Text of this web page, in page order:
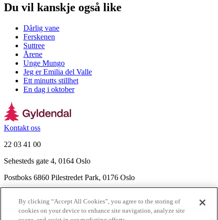
Du vil kanskje også like
Dårlig vane
Ferskenen
Suttree
Årene
Unge Mungo
Jeg er Emilia del Valle
Ett minutts stillhet
En dag i oktober
Kontakt oss
22 03 41 00
Sehesteds gate 4, 0164 Oslo
Postboks 6860 Pilestredet Park, 0176 Oslo
Nyhetsbrev
By clicking “Accept All Cookies”, you agree to the storing of
cookies on your device to enhance site navigation, analyze site